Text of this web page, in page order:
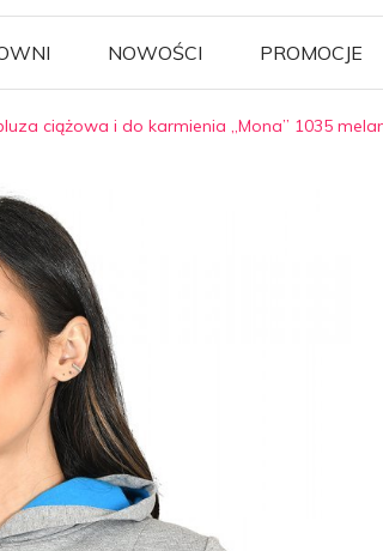
NOWOŚCI PROMOCJE
ciążowa i do karmienia „Mona” 1035